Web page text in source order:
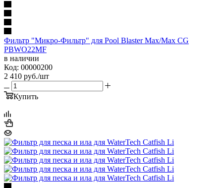
Фильтр "Микро-Фильтр" для Pool Blaster Max/Max CG
PBWO22MF
в наличии
Код: 00000200
2 410 руб./шт
Купить